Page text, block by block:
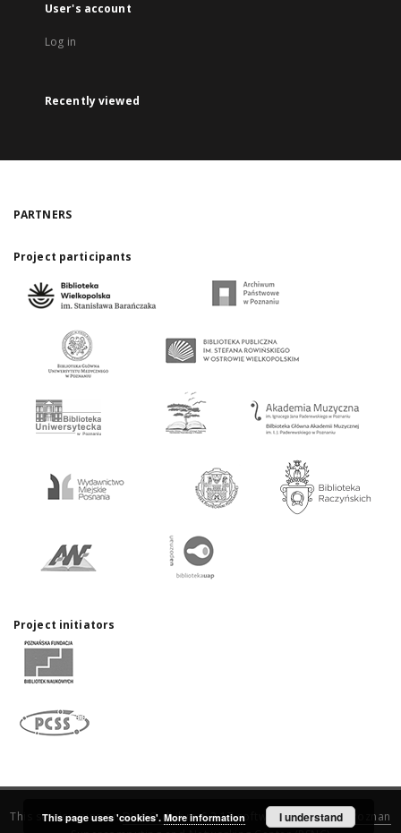
User's account
Log in
Recently viewed
PARTNERS
Project participants
Project initiators
This service runs onDInGO dLibra 6.3.17software created by
Poznan
This page uses 'cookies'. More information I understand